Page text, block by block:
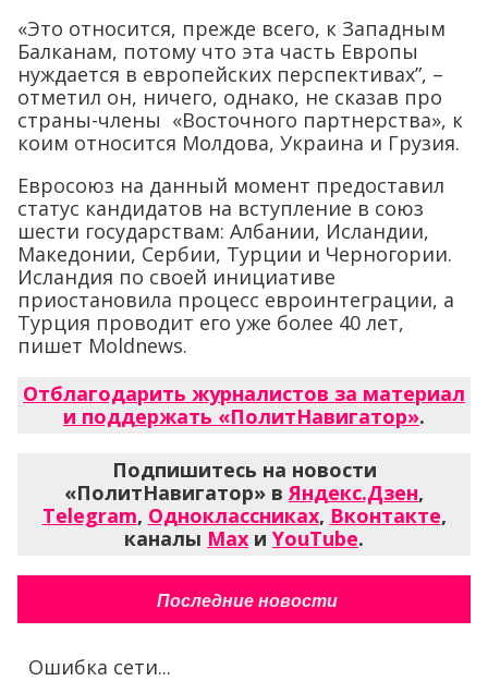
«Это относится, прежде всего, к Западным
Балканам, потому что эта часть Европы
нуждается в европейских перспективах”, –
отметил он, ничего, однако, не сказав про
страны-члены «Восточного партнерства», к
коим относится Молдова, Украина и Грузия.
Евросоюз на данный момент предоставил
статус кандидатов на вступление в союз
шести государствам: Албании, Исландии,
Македонии, Сербии, Турции и Черногории.
Исландия по своей инициативе
приостановила процесс евроинтеграции, а
Турция проводит его уже более 40 лет,
пишет Moldnews.
Отблагодарить журналистов за материал
и поддержать «ПолитНавигатор».
Подпишитесь на новости
«ПолитНавигатор» вЯндекс.Дзен,
Telegram, Одноклассниках, Вконтакте,
каналы Max и YouTube.
Последние новости
Ошибка сети...